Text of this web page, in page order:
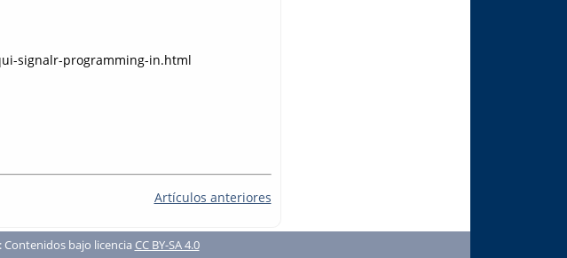
signalr-programming-in.html
Artículos anteriores
Contenidos bajo licencia CC BY-SA 4.0